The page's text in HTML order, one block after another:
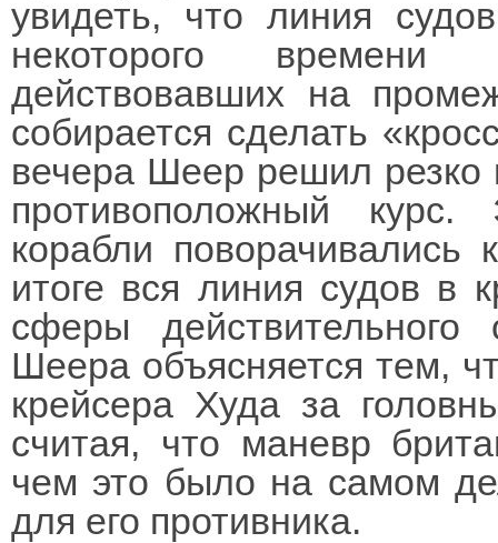
увидеть, что линия
некоторого
действовавших на
собирается сделать
вечера Шеер решил резко
противоположный
корабли
итоге вся линия судов в
сферы действительного
Шеера объясняется тем,
крейсера Худа за
считая, что маневр
чем это было на самом
для его противника.